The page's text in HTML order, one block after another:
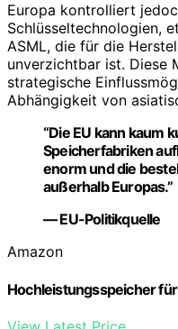
Europa kontrolliert
Schlüsseltechnologien,
ASML, die für die
unverzichtbar ist. Diese
strategische
Abhängigkeit von
“Die EU kann kaum
Speicherfabriken
enorm und die
außerhalb Europas.”
— EU-Politikquelle
Amazon
Hochleistungsspeicher